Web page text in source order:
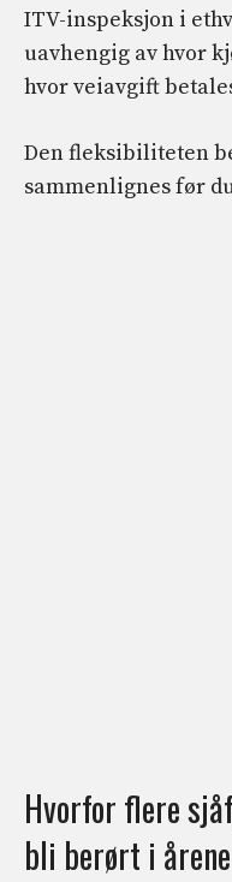
ITV-inspeksjon i
uavhengig av hvor
hvor veiavgift
Den fleksibiliteten
sammenlignes før
Hvorfor flere
bli berørt i